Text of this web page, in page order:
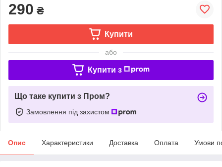
290 ₴
Купити
або
Купити з
Що таке купити з Пром?
Замовлення під захистом
Опис Характеристики Доставка Оплата Умови